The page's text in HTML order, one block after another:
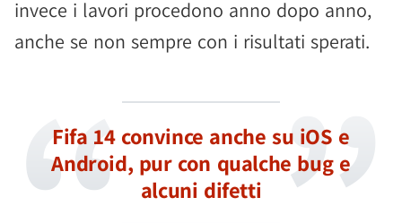
invece i lavori procedono anno dopo anno,
anche se non sempre con i risultati sperati.
Fifa 14 convince anche su iOS e
Android, pur con qualche bug e
alcuni difetti